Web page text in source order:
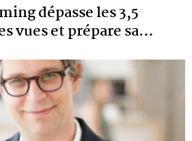
dépasse les 3,5
vues et prépare sa…